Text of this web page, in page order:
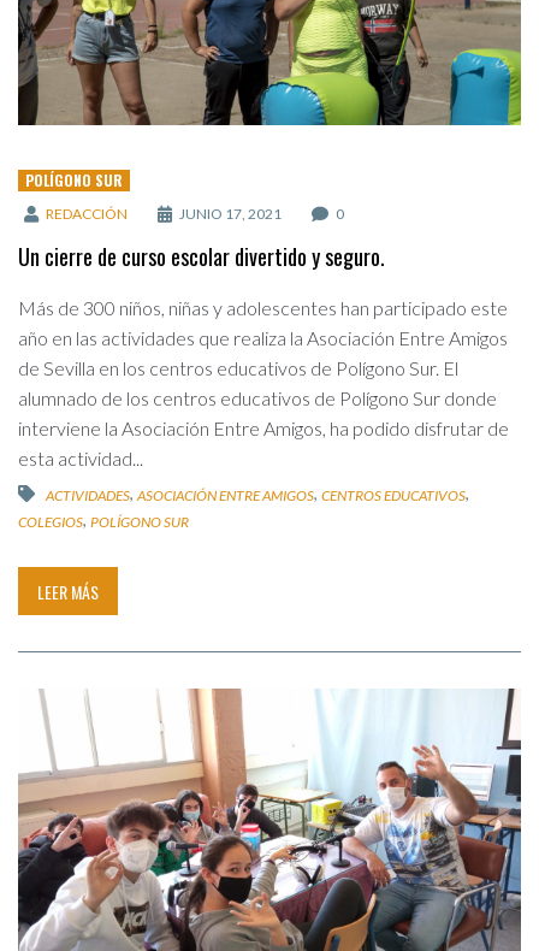
POLÍGONO SUR
REDACCIÓN JUNIO 17, 2021 0
Un cierre de curso escolar divertido y seguro.
Más de 300 niños, niñas y adolescentes han participado este
año en las actividades que realiza la Asociación Entre Amigos
de Sevilla en los centros educativos de Polígono Sur. El
alumnado de los centros educativos de Polígono Sur donde
interviene la Asociación Entre Amigos, ha podido disfrutar de
esta actividad...
ACTIVIDADES, ASOCIACIÓN ENTRE AMIGOS, CENTROS EDUCATIVOS,
COLEGIOS, POLÍGONO SUR
LEER MÁS